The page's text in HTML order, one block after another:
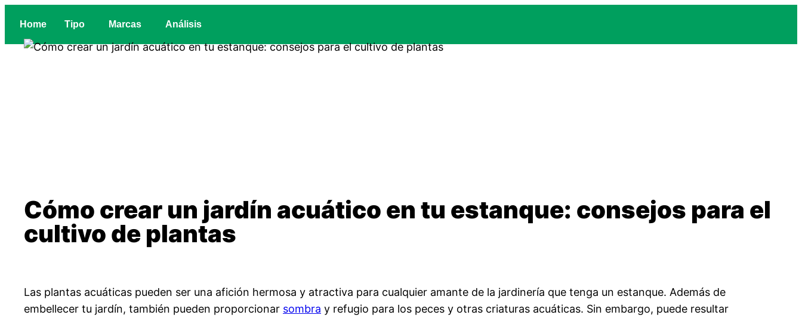
Home Tipo Marcas Análisis
Cómo crear un jardín acuático en tu estanque: consejos para el
cultivo de plantas
Las plantas acuáticas pueden ser una afición hermosa y atractiva para cualquier amante de la jardinería que tenga un estanque. Además de
embellecer tu jardín, también pueden proporcionar sombra y refugio para los peces y otras criaturas acuáticas. Sin embargo, puede resultar